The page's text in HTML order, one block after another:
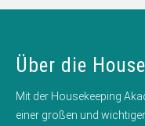
Über die
Mit der Housekeeping
einer großen und